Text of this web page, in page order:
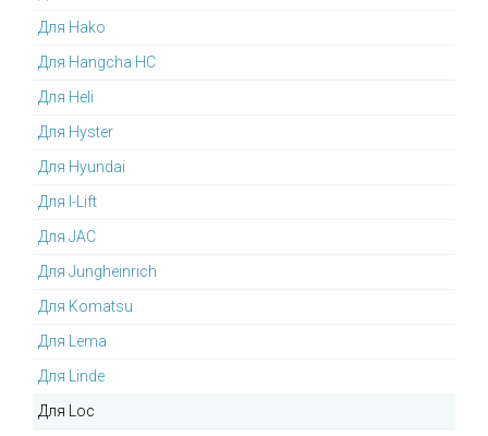
Для Hako
Для Hangcha HC
Для Heli
Для Hyster
Для Hyundai
Для I-Lift
Для JAC
Для Jungheinrich
Для Komatsu
Для Lema
Для Linde
Для Loc